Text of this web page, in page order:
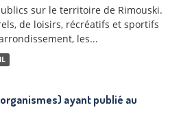
sur le territoire de Rimouski.
de loisirs, récréatifs et sportifs
les...
ayant publié au